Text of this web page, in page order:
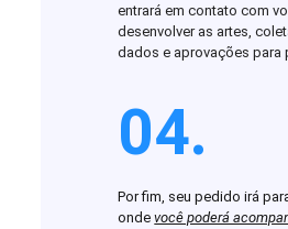
entrará em contato com
desenvolver as artes,
dados e aprovações para
04.
Por fim, seu pedido irá
ondevocê poderá